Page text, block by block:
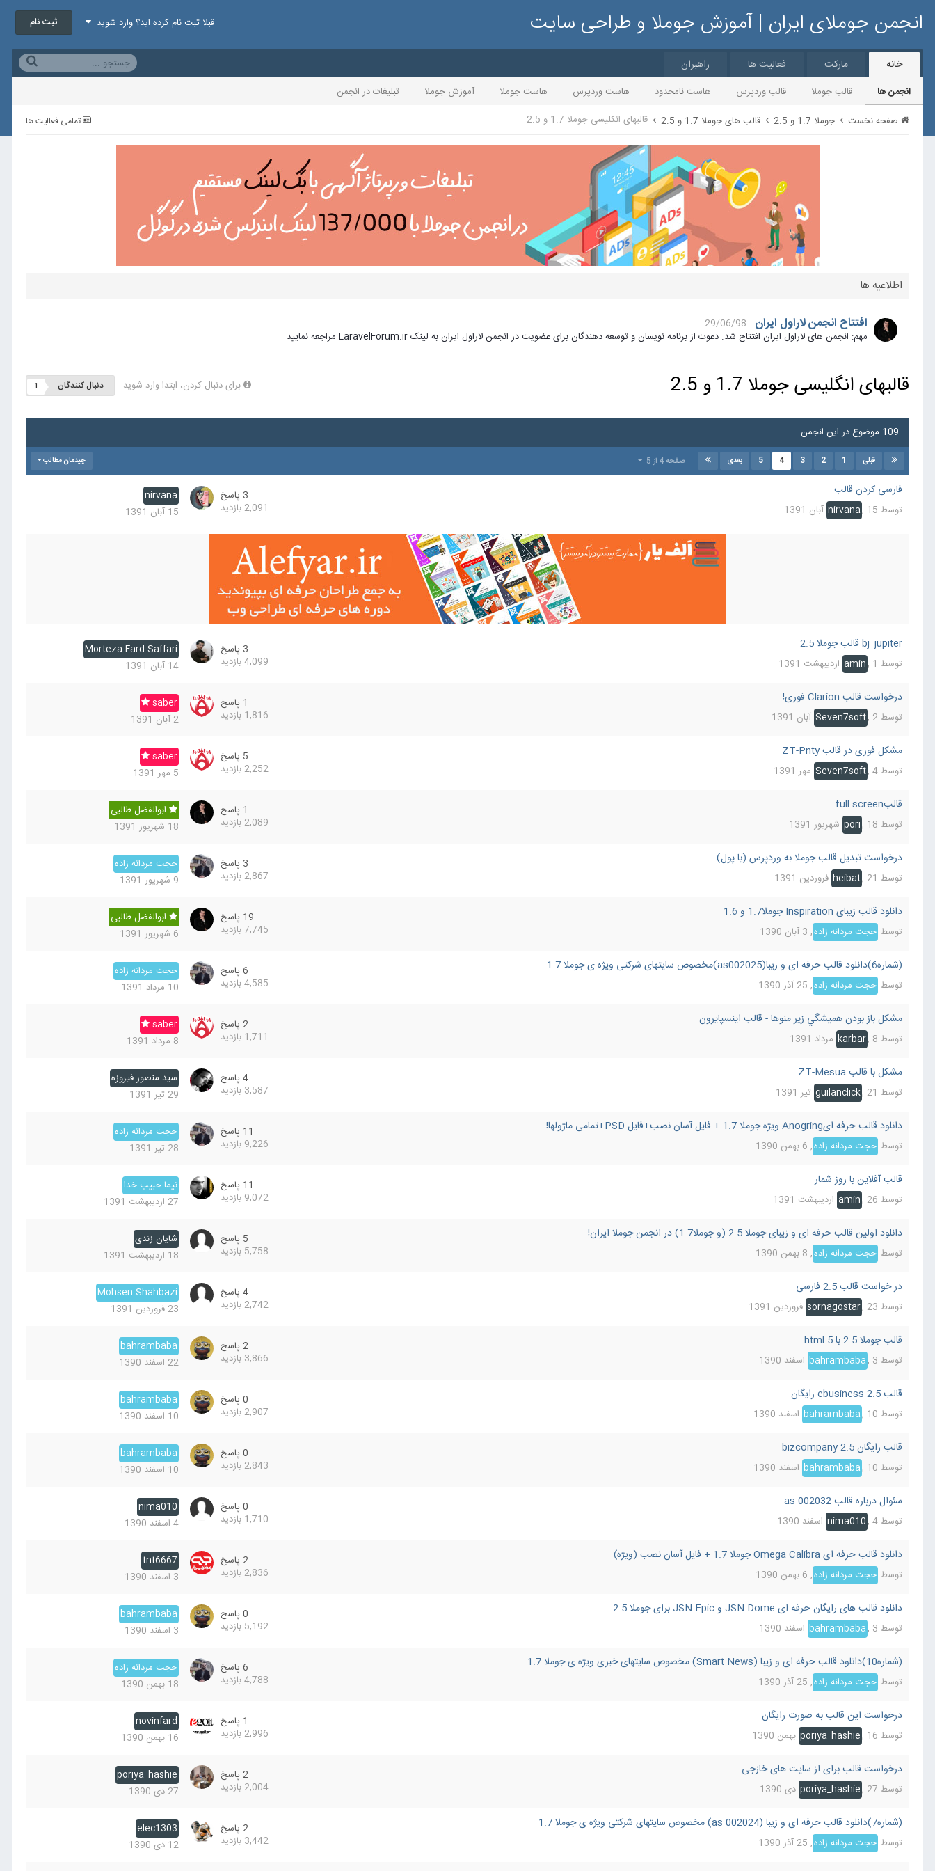
انجمن جوملای ایران | آموزش جوملا و طراحی سایت قبلا ثبت نام کرده اید؟ وارد شوید ثبت نام
خانه
انجمن ها قالب جوملا قالب وردپرس هاست نامحدود هاست وردپرس هاست جوملا آموزش جوملا تبلیغات در انجمن
مارکت فعالیت ها راهبران
تمامی فعالیت ها صفحه نخست جوملا 1.7 و 2.5 قالب های جوملا 1.7 و 2.5 قالبهای انگلیسی جوملا 1.7 و 2.5
اطلاعیه ها
افتتاح انجمن لاراول ایران
29/06/98
مهم: انجمن های لاراول ایران افتتاح شد. دعوت از برنامه نویسان و توسعه دهندگان برای عضویت در انجمن لاراول ایران به لینک LaravelForum.ir مراجعه نمایید
قالبهای انگلیسی جوملا 1.7 و 2.5 برای دنبال کردن، ابتدا وارد شوید دنبال کنندگان 1
109 موضوع در این انجمن
چیدمان مطالب قبلی 1
2
3
4
5 بعدی صفحه 4 از 5
فارسی کردن قالب
توسط nirvana, 15 آبان 1391
3 پاسخ
2,091 بازدید
nirvana
15 آبان 1391
bj_jupiter قالب جوملا 2.5
توسط amin, 1 اردیبهشت 1391
3 پاسخ
4,099بازدید
Morteza Fard Saffari
14 آبان 1391
درخواست قالب Clarion فوری!
توسط Seven7soft, 2 آبان 1391
1 پاسخ
1,816 بازدید
saber
2 آبان 1391
مشکل فوری در قالب ZT-Pnty
توسط Seven7soft, 4 مهر 1391
5 پاسخ
2,252 بازدید
saber
5 مهر 1391
قالبfull screen
توسط pori, 18 شهریور 1391
1 پاسخ
2,089 بازدید
ابوالفضل طالبی
18 شهریور 1391
درخواست تبدیل قالب جوملا به وردپرس (با پول)
توسط heibat, 21 فروردین 1391
3 پاسخ
2,867 بازدید
حجت مردانه زاده
9 شهریور 1391
دانلود قالب زیبای Inspiration جوملا1.7 و 1.6
توسط حجت مردانه زاده, 3 آبان 1390
19 پاسخ
7,745بازدید
ابوالفضل طالبی
6 شهریور 1391
(شماره6)دانلود قالب حرفه ای و زیبا(as002025)مخصوص سایتهای شرکتی ویژه ی جوملا 1.7
توسط حجت مردانه زاده, 25 آذر 1390
6 پاسخ
4,585بازدید
حجت مردانه زاده
10 مرداد 1391
مشكل باز بودن هميشگي زير منوها - قالب اينسپايرون
توسط karbar, 8 مرداد 1391
2 پاسخ
1,711 بازدید
saber
8 مرداد 1391
مشکل با قالب ZT-Mesua
توسط guilanclick, 21 تیر 1391
4 پاسخ
3,587 بازدید
سید منصور فیروزه
29 تیر 1391
دانلود قالب حرفه ایAnogring ویژه جوملا 1.7 + فایل آسان نصب+فایل PSD+تمامی ماژولها!
توسط حجت مردانه زاده, 6 بهمن 1390
11 پاسخ
9,226 بازدید
حجت مردانه زاده
28 تیر 1391
قالب آفلاين با روز شمار
توسط amin, 26 اردیبهشت 1391
11 پاسخ
9,072 بازدید
نیما حبیب خدا
27 اردیبهشت 1391
دانلود اولین قالب حرفه ای و زیبای جوملا 2.5 (و جوملا1.7) در انجمن جوملا ایران!
توسط حجت مردانه زاده, 8 بهمن 1390
5 پاسخ
5,758 بازدید
شایان زندی
18 اردیبهشت 1391
در خواست قالب 2.5 فارسی
توسط sornagostar, 23 فروردین 1391
4 پاسخ
2,742 بازدید
Mohsen Shahbazi
23 فروردین 1391
قالب جوملا 2.5 با html 5
توسط bahrambaba, 3 اسفند 1390
2 پاسخ
3,866 بازدید
bahrambaba
22 اسفند 1390
قالب ebusiness 2.5 رایگان
توسط bahrambaba, 10 اسفند 1390
0 پاسخ
2,907 بازدید
bahrambaba
10 اسفند 1390
قالب رایگان bizcompany 2.5
توسط bahrambaba, 10 اسفند 1390
0 پاسخ
2,843 بازدید
bahrambaba
10 اسفند 1390
سئوال درباره قالب as 002032
توسط nima010, 4 اسفند 1390
0 پاسخ
1,710 بازدید
nima010
4 اسفند 1390
دانلود قالب حرفه ای Omega Calibra جوملا 1.7 + فایل آسان نصب (ویژه)
توسط حجت مردانه زاده, 6 بهمن 1390
2 پاسخ
2,836 بازدید
tnt6667
3 اسفند 1390
دانلود قالب های رایگان حرفه ای JSN Dome و JSN Epic برای جوملا 2.5
توسط bahrambaba, 3 اسفند 1390
0 پاسخ
5,192 بازدید
bahrambaba
3 اسفند 1390
(شماره10)دانلود قالب حرفه ای و زیبا (Smart News) مخصوص سایتهای خبری ویژه ی جوملا 1.7
توسط حجت مردانه زاده, 25 آذر 1390
6 پاسخ
4,788بازدید
حجت مردانه زاده
18 بهمن 1390
درخواست این قالب به صورت رایگان
توسط poriya_hashie, 16 بهمن 1390
1 پاسخ
2,996 بازدید
novinfard
16 بهمن 1390
درخواست قالب برای از سایت های خازجی
توسط poriya_hashie, 27 دی 1390
2 پاسخ
2,004 بازدید
poriya_hashie
27 دی 1390
(شماره7)دانلود قالب حرفه ای و زیبا (as 002024) مخصوص سایتهای شرکتی ویژه ی جوملا 1.7
توسط حجت مردانه زاده, 25 آذر 1390
2 پاسخ
3,442 بازدید
elec1303
12 دی 1390